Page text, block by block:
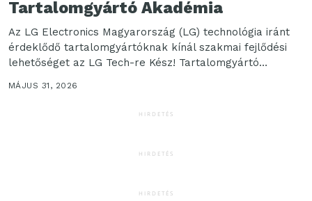
Tartalomgyártó Akadémia
Az LG Electronics Magyarország (LG) technológia iránt
érdeklődő tartalomgyártóknak kínál szakmai fejlődési
lehetőséget az LG Tech-re Kész! Tartalomgyártó
Akadémia meghirdetésével. A felvételt nyert...
MÁJUS 31, 2026
HIRDETÉS
HIRDETÉS
HIRDETÉS